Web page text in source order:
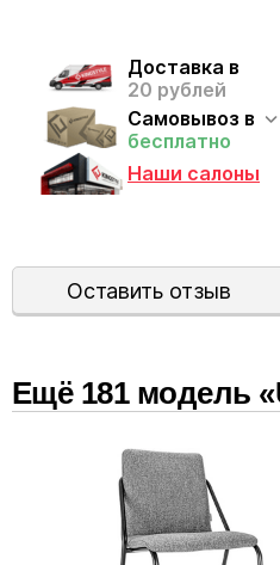
Пластик выдерживает
использование.
отличаются повышенной
Доставка в
20 рублей
Самовывоз в
бесплатно
Наши салоны
Оставить отзыв
Ещё 181 модель